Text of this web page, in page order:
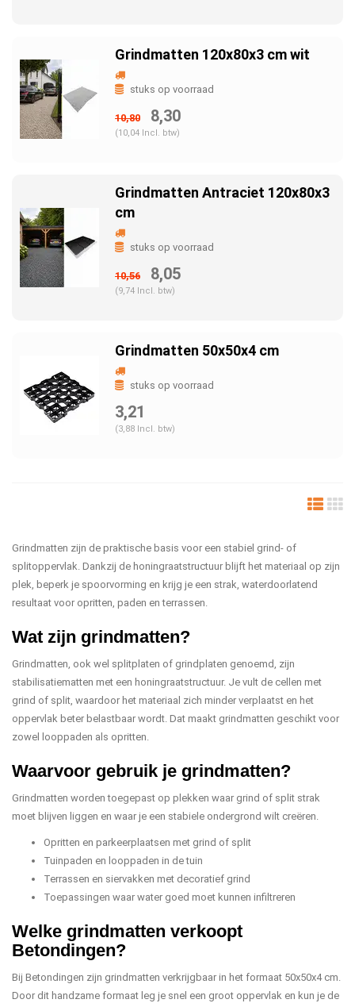
Grindmatten 120x80x3 cm wit
stuks op voorraad
10,80 8,30
(10,04 Incl. btw)
Grindmatten Antraciet 120x80x3
cm
stuks op voorraad
10,56 8,05
(9,74 Incl. btw)
Grindmatten 50x50x4 cm
stuks op voorraad
3,21
(3,88 Incl. btw)
Grindmatten zijn de praktische basis voor een stabiel grind- of
splitoppervlak. Dankzij de honingraatstructuur blijft het materiaal op zijn
plek, beperk je spoorvorming en krijg je een strak, waterdoorlatend
resultaat voor opritten, paden en terrassen.
Wat zijn grindmatten?
Grindmatten, ook wel splitplaten of grindplaten genoemd, zijn
stabilisatiematten met een honingraatstructuur. Je vult de cellen met
grind of split, waardoor het materiaal zich minder verplaatst en het
oppervlak beter belastbaar wordt. Dat maakt grindmatten geschikt voor
zowel looppaden als opritten.
Waarvoor gebruik je grindmatten?
Grindmatten worden toegepast op plekken waar grind of split strak
moet blijven liggen en waar je een stabiele ondergrond wilt creëren.
Opritten en parkeerplaatsen met grind of split
Tuinpaden en looppaden in de tuin
Terrassen en siervakken met decoratief grind
Toepassingen waar water goed moet kunnen infiltreren
Welke grindmatten verkoopt
Betondingen?
Bij Betondingen zijn grindmatten verkrijgbaar in het formaat 50x50x4 cm.
Door dit handzame formaat leg je snel een groot oppervlak en kun je de